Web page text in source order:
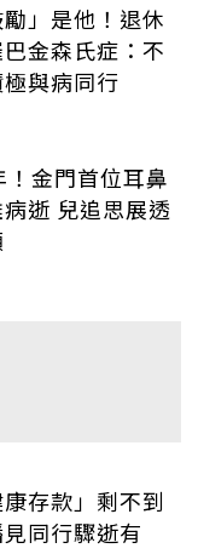
」是他！退休
金森氏症：不
與病同行
金門首位耳鼻
逝 兒追思展透
存款」剩不到
同行驟逝有